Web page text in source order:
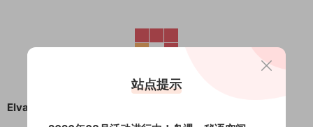
Elva 的魅力：内外兼修，真诚分享
站点提示